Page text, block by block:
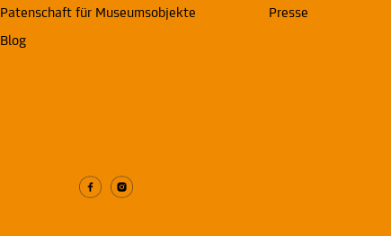
Patenschaft für Museumsobjekte
Blog
Presse